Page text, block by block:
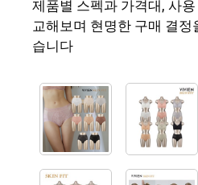
제품별 스펙과 가격대, 사
교해보며 현명한 구매 결정
습니다